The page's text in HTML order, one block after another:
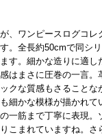
、ワンピースログコレ
。全長約50cmで同シ
す。細かな造りに適し
はまさに圧巻の一言。
クな質感もさることな
細かな模様が描かれて
一筋まで丁寧に表現。
こまれていますね。さ